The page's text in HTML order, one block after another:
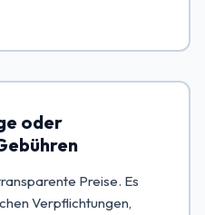
oder
Preise. Es
Verpflichtungen,